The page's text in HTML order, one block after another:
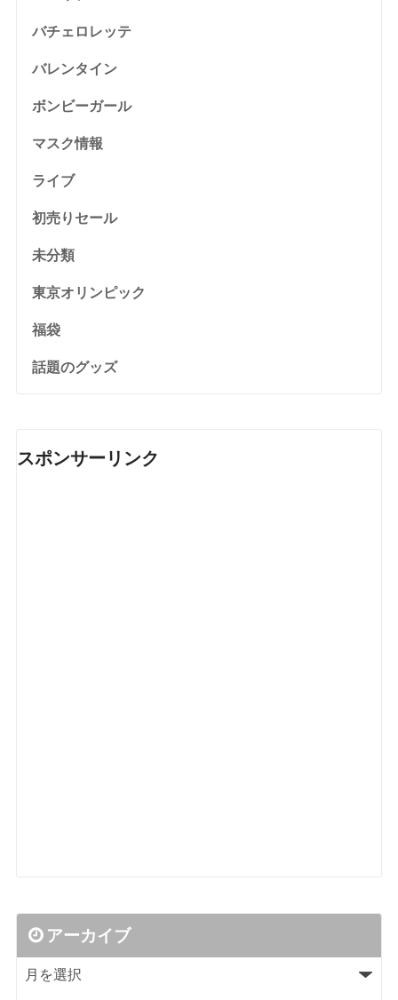
バチェロレッテ
バレンタイン
ボンビーガール
マスク情報
ライブ
初売りセール
未分類
東京オリンピック
福袋
話題のグッズ
スポンサーリンク
アーカイブ